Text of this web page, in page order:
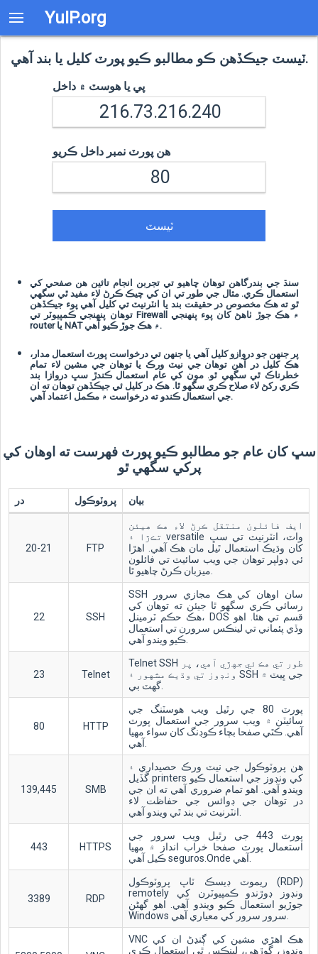
YuIP.org
ٽيسٽ جيڪڏهن ڪو مطالبو ڪيو پورٽ کليل يا بند آهي.
پي يا هوسٽ ۾ داخل
هن پورٽ نمبر داخل ڪريو
ٽيسٽ
سنڌ جي بندرگاهن توهان چاهيو تي تجربن انجام تائين هن صفحي کي
استعمال ڪري. مثال جي طور تي ان کي چيڪ ڪرڻ لاء مفيد ٿي سگهي
ٿو ته هڪ مخصوص در حقيقت بند يا انٽرنيٽ تي کليل آهي پوء جيڪڏهن
توهان پنهنجي ڪمپيوٽر تي Firewall ۾ هڪ جوڙ ٺاهڻ کان پوء پنهنجي
router يا NAT ۾ هڪ جوڙ ڪيو آهي.
پر جنهن جو دروازو کليل آهي يا جنهن تي درخواست پورٽ استعمال مدار،
هڪ کليل در آهن توهان جي نيٽ ورڪ يا توهان جي مشين لاء تمام
خطرناڪ ٿي سگهي ٿو. مون کي عام استعمال ڪندڙ سڀ دروازا بند
ڪري رکڻ لاء صلاح ڪري سگهو ٿا. هڪ در کليل ئي جيڪڏهن توهان ته ان
جي استعمال ڪندو ته درخواست ۾ مڪمل اعتماد آهي.
سڀ کان عام جو مطالبو ڪيو پورٽ فهرست ته اوھان کي
پرکي سگهي ٿو
در پروٽوڪول بيان
20-21 FTP
ايف فائلون منتقل ڪرڻ لاء هڪ ھيئن
تڪڙا ۽ versatile واٽ، انٽرنيٽ تي سڀ
کان وڌيڪ استعمال ٿيل مان هڪ آهي. اهڙا
ئي ڊولپر توهان جي ويب سائيٽ تي فائلون
ميزبان ڪرڻ چاهيو ٿا.
22 SSH
SSH سان اوھان کي هڪ مجازي سرور
رسائي ڪري سگهو ٿا جيئن ته توهان کي
هڪ حڪم ٽرمينل، DOS قسم تي هئا. اهو
وڏي پئماني تي لينڪس سرورن تي استعمال
ڪيو ويندو آهي.
23 Telnet
Telnet SSH طور تي هڪ ئي جهڙي آهي، پر
ونڊوز تي وڌيڪ مشهور ۽ SSH جي ڀيٽ ۾
گهٽ بي.
80 HTTP
پورٽ 80 جي رٿيل ويب هوسٽنگ جي
سائيٽن ۾ ويب سرور جي استعمال پورٽ
آهي. ڪٿي صفحا بچاء ڪوڊنگ کان سواء مهيا
آهي.
139,445 SMB
هن پروٽوڪول جي نيٽ ورڪ حصيداري ۽
گڏيل printers کي ونڊوز جي استعمال ڪيو
ويندو آهي. اهو تمام ضروري آهي ته ان جي
در توهان جي ڊوائس جي حفاظت لاء
انٽرنيٽ تي بند ٿي ويندو آهي.
443 HTTPS
پورٽ 443 جي رٿيل ويب سرور جي
استعمال پورٽ صفحا خراب انداز ۾ مهيا
ڪيل آهي seguros.Onde آهي.
3389 RDP
ريموٽ ڊيسڪ ٽاپ پروٽوڪول (RDP)
remotely ونڊوز ڊوڙندو ڪمپيوٽرن کي
جوڙيو استعمال ڪيو ويندو آهي. اهو گهڻن
Windows سرور سرور کي معياري آهي.
VNC هڪ اهڙي مشين کي ڳنڍڻ ان کي
ونڊوز، ڳوڙهي، لينڪس ٿي استعمال ڪري